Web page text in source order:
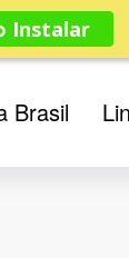
Instalar
Brasil